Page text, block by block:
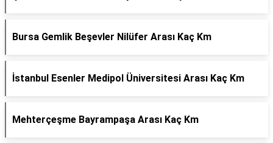
Bursa Gemlik Beşevler Nilüfer Arası Kaç Km
İstanbul Esenler Medipol Üniversitesi Arası Kaç Km
Mehterçeşme Bayrampaşa Arası Kaç Km